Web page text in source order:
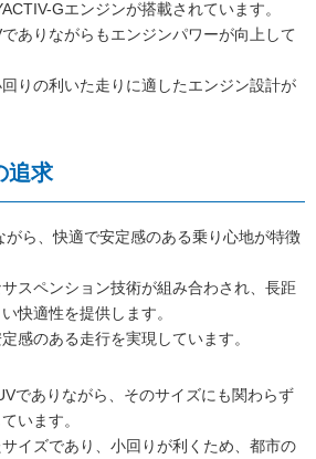
Gエンジンが搭載されています。
ありながらもエンジンパワーが向上して
りの利いた走りに適したエンジン設計が
追求
がら、快適で安定感のある乗り心地が特徴
スペンション技術が組み合わされ、長距
快適性を提供します。
感のある走行を実現しています。
でありながら、そのサイズにも関わらず
います。
イズであり、小回りが利くため、都市の